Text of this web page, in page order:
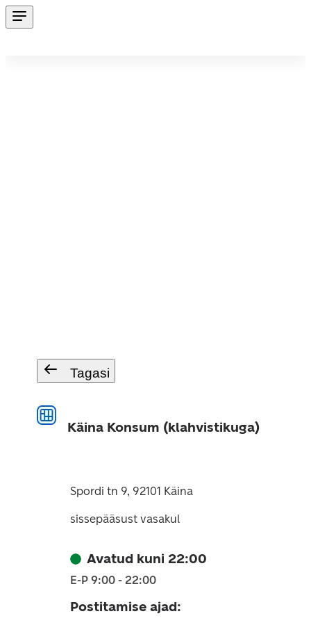
Tagasi
Käina Konsum (klahvistikuga)
Spordi tn 9, 92101 Käina
sissepääsust vasakul
Avatud kuni 22:00
E-P 9:00 - 22:00
Postitamise ajad: